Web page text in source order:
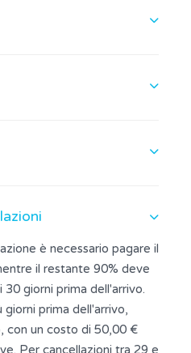
è necessario pagare il
il restante 90% deve
giorni prima dell'arrivo.
giorni prima dell'arrivo,
con un costo di 50,00 €
Per cancellazioni tra 29 e